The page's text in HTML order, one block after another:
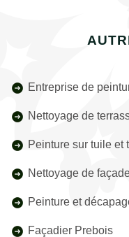
Entreprise de
Nettoyage de
Peinture sur tuile et
Nettoyage de
Peinture et
Façadier Prebois